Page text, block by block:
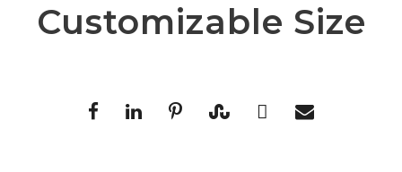
Customizable Size